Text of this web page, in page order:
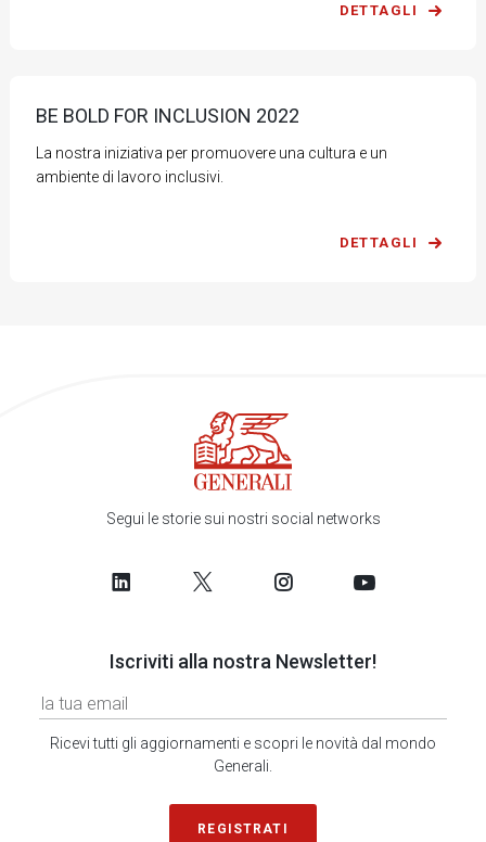
DETTAGLI
BE BOLD FOR INCLUSION 2022
La nostra iniziativa per promuovere una cultura e un
ambiente di lavoro inclusivi.
DETTAGLI
Segui le storie sui nostri social networks
Iscriviti alla nostra Newsletter!
Ricevi tutti gli aggiornamenti e scopri le novità dal mondo
Generali.
REGISTRATI